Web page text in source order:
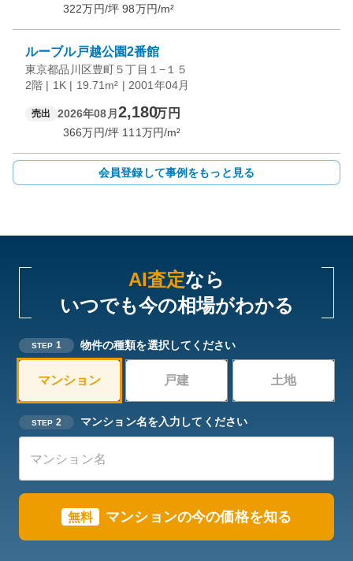
322万円/坪 98万円/m²
ルーブル戸越公園2番館
東京都品川区豊町５丁目１−１５
2階 | 1K | 19.71m² | 2001年04月
売出 2026年08月 2,180万円
366万円/坪 111万円/m²
会員登録して事例をもっと見る
AI査定なら
いつでも今の相場がわかる
STEP 1 物件の種類を選択してください
マンション 戸建 土地
STEP 2 マンション名を入力してください
無料 マンションの今の価格を知る